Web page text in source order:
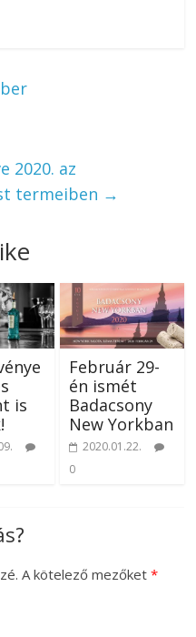
2020. az
termeiben →
is
Február 29-
én ismét
Badacsony
New Yorkban
2020.01.22.
0
A kötelező mezőket*